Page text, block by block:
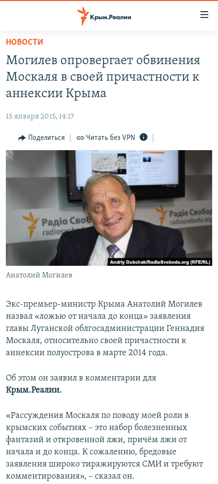
Вернуться
основному
содержанию
главной
навигации
Вернутся
поиску
11 ЛЕТ ОККУПАЦИИ КРЫМА. 11 ИСТОРИЙ СОПРОТИВЛЕНИЯ
ЕЩЕ
ИНТЕРАКТИВ
ТЕЛЕПРОЕКТ КРЫМ.РЕАЛИИ
СОВЕТЫ ПРАВОЗАЩИТНИКОВ
ПРОПАВШИЕ БЕЗ ВЕСТИ
ПОБЕДИТЕЛЕЙ НЕ СУДЯТ?
КРЫМ.НЕПОКОРЕННЫЙ
УКРАИНСКАЯ ПРОБЛЕМА КРЫМА
РАДІО СВОБОДА
КАК ОБОЙТИ БЛОКИРОВКУ
ПРИСОЕДИНЯЙТЕСЬ!
НОВОСТИ
Могилев опровергает обвинения
Москаля в своей причастности к
аннексии Крыма
15 января 2015, 14:17
Поделиться Читать без VPN
Анатолий Могилев
Экс-премьер-министр Крыма Анатолий Могилев
назвал «ложью от начала до конца» заявления
главы Луганской облгосадминистрации Геннадия
Москаля, относительно своей причастности к
аннексии полуострова в марте 2014 года.
Об этом он заявил в комментарии для
Крым.Реалии.
«Рассуждения Москаля по поводу моей роли в
крымских событиях – это набор болезненных
фантазий и откровенной лжи, причём лжи от
начала и до конца. К сожалению, бредовые
заявления широко тиражируются СМИ и требуют
комментирования», – сказал он.